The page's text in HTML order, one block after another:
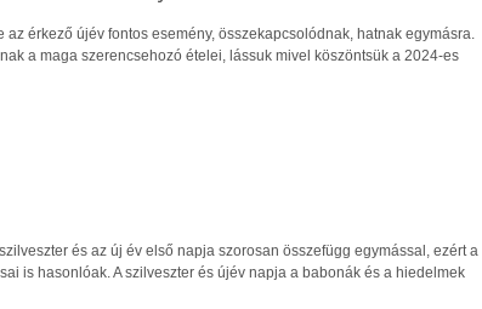
érkező újév fontos esemény, összekapcsolódnak, hatnak egymásra.
a maga szerencsehozó ételei, lássuk mivel köszöntsük a 2024-es
és az új év első napja szorosan összefügg egymással, ezért a
is hasonlóak. A szilveszter és újév napja a babonák és a hiedelmek